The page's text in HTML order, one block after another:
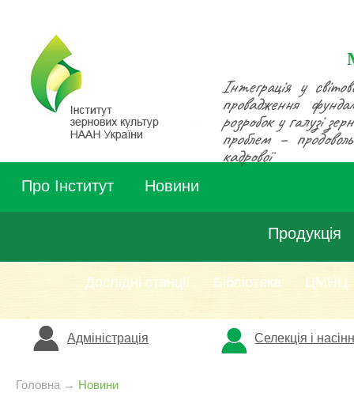
Інтеграція у
провадження
розробок у галузі
проблем –
кадрової
Про Інститут Новини
Продукція
Дослідні станції Бібліотека ЦМНЦ
Адміністрація Селекція і
Головна → Новини